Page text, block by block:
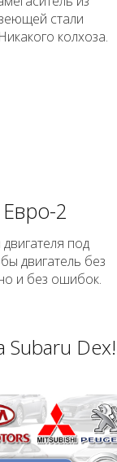
стали
колхоза.
2
под
двигатель без
и без ошибок.
Subaru Dex!